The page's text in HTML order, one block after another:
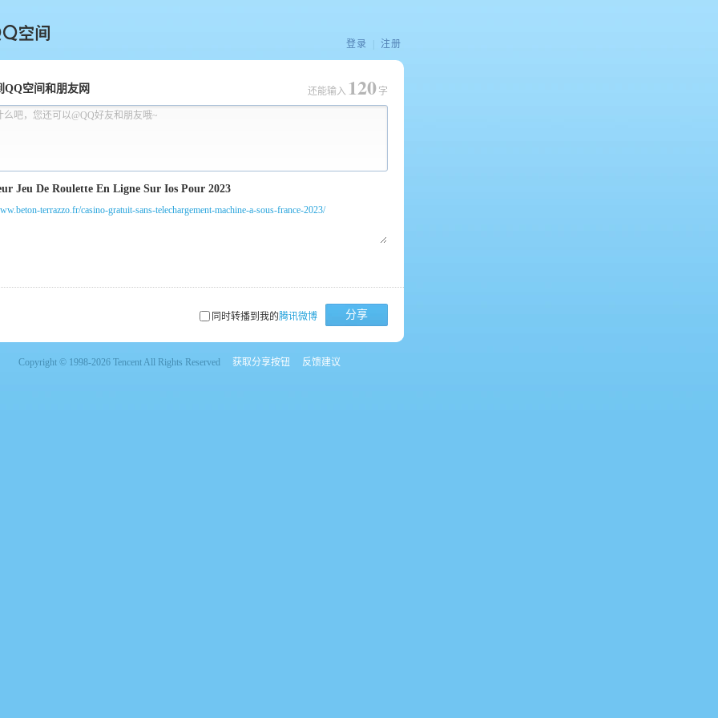
间
登录 注册
QQ空间和朋友网
么吧，您还可以@QQ好友和朋友哦~
还能输入 120 字
terrazzo.fr/casino-gratuit-sans-telechargement-machine-a-sous-france-2023/
同时转播到我的腾讯微博 分享
Copyright © 1998-2026 Tencent All Rights Reserved 获取分享按钮 反馈建议